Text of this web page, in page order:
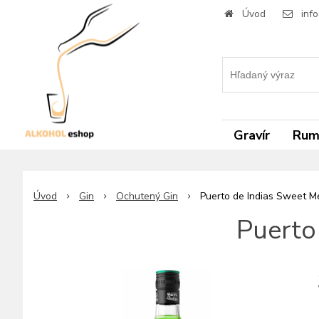
Úvod
Gravír Rum
Úvod Gin Ochutený Gin Puerto de Indias Sweet